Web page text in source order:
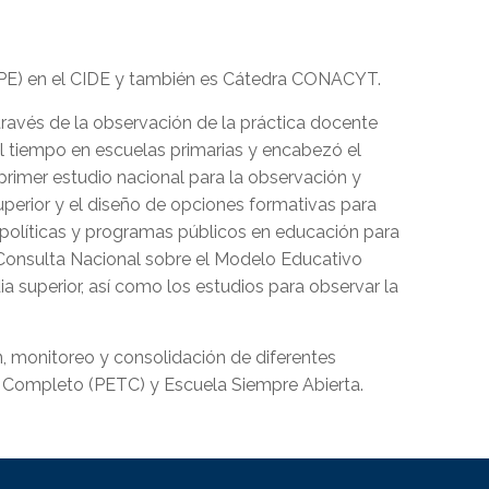
en el CIDE y también es Cátedra CONACYT.
de la observación de la práctica docente
en escuelas primarias y encabezó el
estudio nacional para la observación y
y el diseño de opciones formativas para
y programas públicos en educación para
Nacional sobre el Modelo Educativo
superior, así como los estudios para observar la
monitoreo y consolidación de diferentes
(PETC) y Escuela Siempre Abierta.